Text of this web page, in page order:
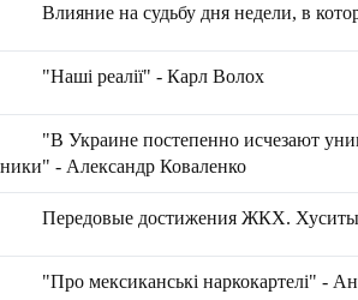
Влияние на судьбу дня недели, в
"Наші реалії" - Карл Волох
"В Украине постепенно исчезают
- Александр Коваленко
Передовые достижения ЖКХ. Хуситы
"Про мексиканські наркокартелі" -